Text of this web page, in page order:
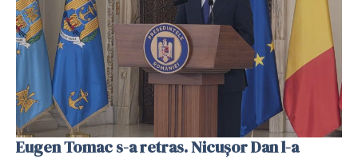
Eugen Tomac s-a retras. Nicușor Dan l-a